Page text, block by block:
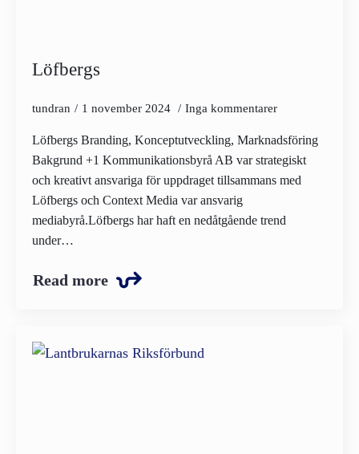
Löfbergs
tundran 1 november 2024 Inga kommentarer
Löfbergs Branding, Konceptutveckling, Marknadsföring
Bakgrund +1 Kommunikationsbyrå AB var strategiskt
och kreativt ansvariga för uppdraget tillsammans med
Löfbergs och Context Media var ansvarig
mediabyrå.Löfbergs har haft en nedåtgående trend
under…
Read more